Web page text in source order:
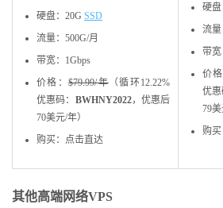
硬盘：20G SSD
流量：500G/月
带宽：1Gbps
价格：$79.99/年（循环12.22%
优惠码： BWHNY2022，优惠后
70美元/年）
购买：点击直达
硬盘
流量
带宽
价
优惠
79美
购
其他高端网络VPS